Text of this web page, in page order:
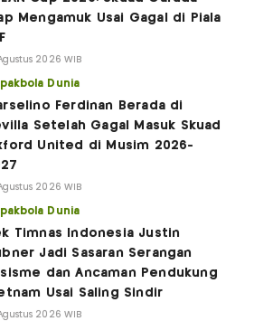
Mengamuk Usai Gagal di Piala
2026 WIB
Dunia
Ferdinan Berada di
Setelah Gagal Masuk Skuad
United di Musim 2026-
2026 WIB
Dunia
Timnas Indonesia Justin
Jadi Sasaran Serangan
dan Ancaman Pendukung
Usai Saling Sindir
2026 WIB